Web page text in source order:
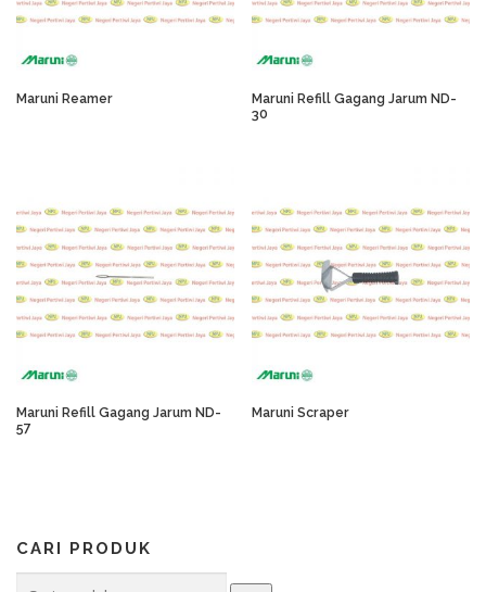
Maruni Reamer
Maruni Refill Gagang Jarum ND-
30
Maruni Refill Gagang Jarum ND-
57
Maruni Scraper
CARI PRODUK